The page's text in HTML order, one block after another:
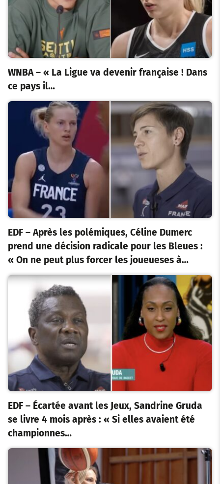
WNBA – « La Ligue va devenir française ! Dans
ce pays il…
EDF – Après les polémiques, Céline Dumerc
prend une décision radicale pour les Bleues :
« On ne peut plus forcer les joueueses à…
EDF – Écartée avant les Jeux, Sandrine Gruda
se livre 4 mois après : « Si elles avaient été
championnes…